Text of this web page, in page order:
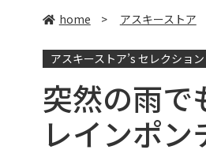
home > アスキーストア
アスキーストア’s セレクション
突然の雨で
レインポン